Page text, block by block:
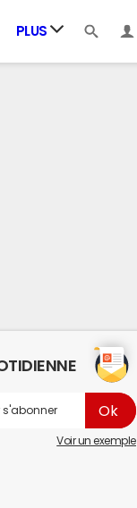
PLUS
Voir un exemple